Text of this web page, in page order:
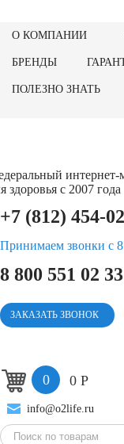
О КОМПАНИИ
БРЕНДЫ
ПОЛЕЗНО ЗНАТЬ
интернет-
здоровья с 2007 года
+7 (812) 454-
Принимаем звонки с
8 800 551 02 33
ЗАКАЗАТЬ ЗВОНОК
0 0 Р
info@o2life.ru